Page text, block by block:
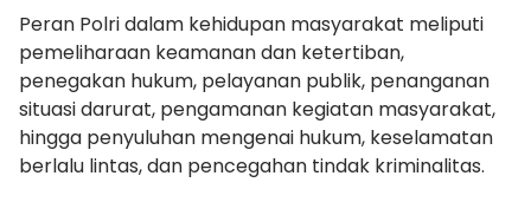
Peran Polri dalam kehidupan masyarakat meliputi
pemeliharaan keamanan dan ketertiban,
penegakan hukum, pelayanan publik, penanganan
situasi darurat, pengamanan kegiatan masyarakat,
hingga penyuluhan mengenai hukum, keselamatan
berlalu lintas, dan pencegahan tindak kriminalitas.